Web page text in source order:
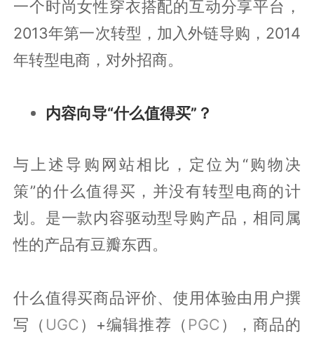
一个时尚女性穿衣搭配的互动分享平台，
2013年第一次转型，加入外链导购，2014
年转型电商，对外招商。
内容向导“什么值得买”？
与上述导购网站相比，定位为“购物决
策”的什么值得买，并没有转型电商的计
划。是一款内容驱动型导购产品，相同属
性的产品有豆瓣东西。
什么值得买商品评价、使用体验由用户撰
写（ UGC）+编辑推荐（ PGC），商品的